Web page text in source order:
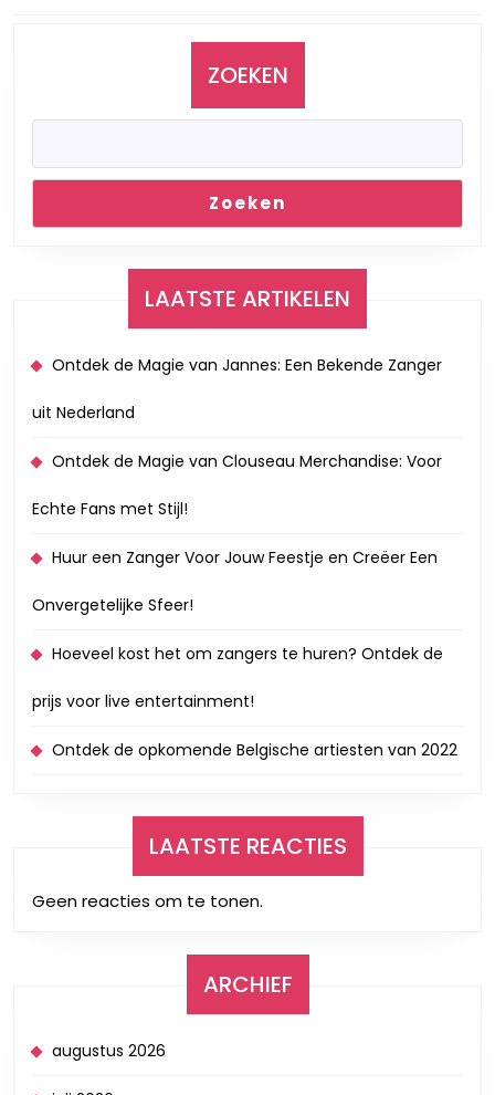
Volgend
bericht:
ZOEKEN
Zoeken
LAATSTE ARTIKELEN
Ontdek de Magie van Jannes: Een Bekende Zanger
uit Nederland
Ontdek de Magie van Clouseau Merchandise: Voor
Echte Fans met Stijl!
Huur een Zanger Voor Jouw Feestje en Creëer Een
Onvergetelijke Sfeer!
Hoeveel kost het om zangers te huren? Ontdek de
prijs voor live entertainment!
Ontdek de opkomende Belgische artiesten van 2022
LAATSTE REACTIES
Geen reacties om te tonen.
ARCHIEF
augustus 2026